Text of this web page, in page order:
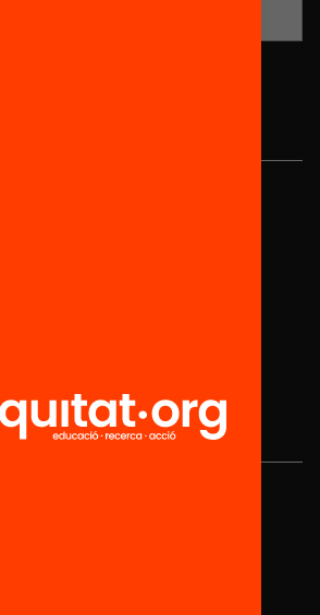
en el HUB Social
08010 Barcelona